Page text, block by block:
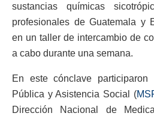
sustancias químicas
profesionales de Guatemala y
en un taller de intercambio de
a cabo durante una semana.
En este cónclave
Pública y Asistencia Social (
Dirección Nacional de